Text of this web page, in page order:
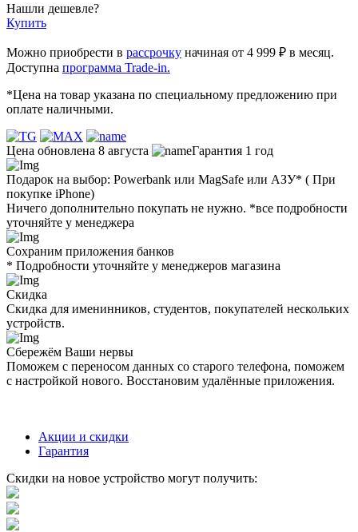
Нашли дешевле?
Купить
Можно приобрести в рассрочку начиная от 4 999 ₽ в месяц.
Доступна программа Trade-in.
*Цена на товар указана по специальному предложению при
оплате наличными.
Цена обновлена 8 августа Гарантия 1 год
Подарок на выбор: Powerbank или MagSafe или AЗУ* ( При
покупке iPhone)
Ничего дополнительно покупать не нужно. *все подробности
уточняйте у менеджера
Сохраним приложения банков
* Подробности уточняйте у менеджеров магазина
Скидка
Скидка для именинников, студентов, покупателей нескольких
устройств.
Сбережём Ваши нервы
Поможем с переносом данных со старого телефона, поможем
с настройкой нового. Восстановим удалённые приложения.
Акции и скидки
Гарантия
Скидки на новое устройство могут получить: